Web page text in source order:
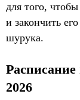
для того,
и закончить
шурука.
Расписание
2026